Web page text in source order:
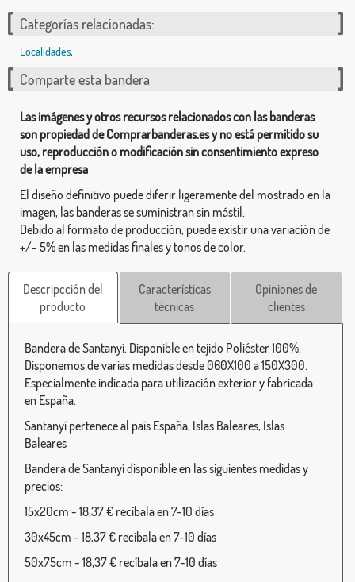
Categorías relacionadas:
Localidades,
Comparte esta bandera
Las imágenes y otros recursos relacionados con las banderas
son propiedad de Comprarbanderas.es y no está permitido su
uso, reproducción o modificación sin consentimiento expreso
de la empresa
El diseño definitivo puede diferir ligeramente del mostrado en la
imagen, las banderas se suministran sin mástil.
Debido al formato de producción, puede existir una variación de
+/- 5% en las medidas finales y tonos de color.
Descripcción del
producto
Características
técnicas
Opiniones de
clientes
Bandera de Santanyí. Disponible en tejido Poliéster 100%.
Disponemos de varias medidas desde 060X100 a 150X300.
Especialmente indicada para utilización exterior y fabricada
en España.
Santanyí pertenece al país España, Islas Baleares, Islas
Baleares
Bandera de Santanyí disponible en las siguientes medidas y
precios:
15x20cm - 18,37 € recíbala en 7-10 días
30x45cm - 18,37 € recíbala en 7-10 días
50x75cm - 18,37 € recíbala en 7-10 días